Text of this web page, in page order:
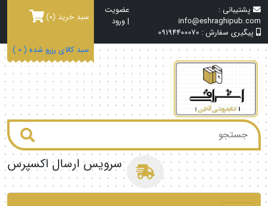
پشتیبانی :
info@eshraghipub.com
پیگیری سفارش : 09194400070
عضویت
| ورود سبد خرید (0)
سبد کالای رزرو شده ( 0
)
سرویس ارسال اکسپرس